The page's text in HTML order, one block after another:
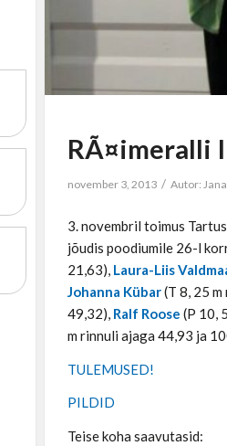
RÃ¤imeralli
november 3, 2013 / Autor:
3. novembril toimus
jõudis poodiumile 26-l
21,63), Laura-Liis
Johanna Kübar(T 8, 25
49,32), Ralf Roose (P 10,
m rinnuli ajaga 44,93 ja
TULEMUSED!
PILDID
Teise koha saavutasid: